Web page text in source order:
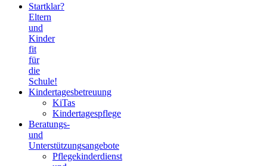
Startklar?
Eltern
und
Kinder
fit
für
die
Schule!
Kindertagesbetreuung
KiTas
Kindertagespflege
Beratungs-
und
Unterstützungsangebote
Pflegekinderdienst